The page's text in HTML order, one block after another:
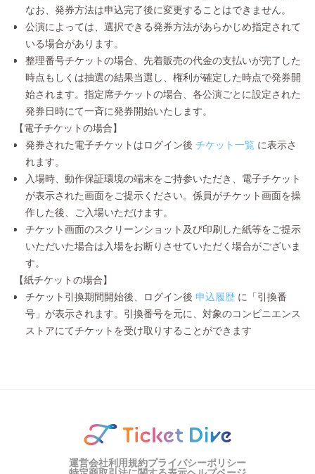
なお、発券方法は申込完了後に変更することはできません。
公演によっては、選択できる発券方法があらかじめ指定されて
いる場合があります。
整理番号チケットの場合、先着販売の代金の支払いが完了した
時点もしくは抽選の結果当選し、権利が確定した時点で発券開
始されます。指定席チケットの場合、各公演ごとに設定された
発券日時にて一斉に発券開始いたします。
【電子チケットの場合】
発券された電子チケットはログイン後 チケット一覧 に表示さ
れます。
入場時、動作保証環境の端末をご持参いただき、電子チケット
が表示された画面をご提示ください。係員がチケット画面を操
作した後、ご入場いただけます。
チケット画面のスクリーンショット及び印刷した紙等をご提示
いただいた場合は入場をお断りさせていただく場合がございま
す。
【紙チケットの場合】
チケット引換期間開始後、ログイン後 申込履歴 に「引換番
号」が表示されます。引換番号を元に、対象のコンビニエンス
ストアにてチケットを受け取りすることができます
運営会社利用規約プライバシーポリシー